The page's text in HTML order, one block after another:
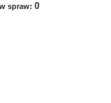
spraw: 0